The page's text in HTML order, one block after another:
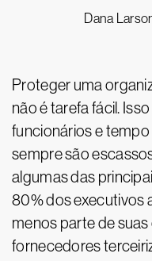
Dana
Proteger uma
não é tarefa fácil.
funcionários e
sempre são
algumas das
80% dos executivos
menos parte de
fornecedores